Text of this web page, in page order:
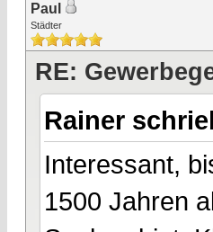
Paul
Städter
RE:
Rainer
Interessant,
1500 Jahren